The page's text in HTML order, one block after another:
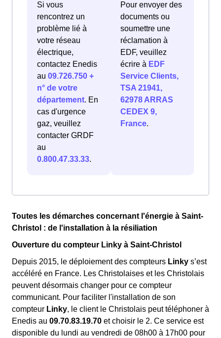
Si vous
rencontrez un
problème lié à
votre réseau
électrique,
contactez Enedis
au 09.726.750 +
n° de votre
département. En
cas d'urgence
gaz, veuillez
contacter GRDF
au
0.800.47.33.33.
Pour envoyer des
documents ou
soumettre une
réclamation à
EDF, veuillez
écrire à EDF
Service Clients,
TSA 21941,
62978 ARRAS
CEDEX 9,
France.
Toutes les démarches concernant l'énergie à Saint-
Christol : de l'installation à la résiliation
Ouverture du compteur Linky à Saint-Christol
Depuis 2015, le déploiement des compteurs Linky s’est
accéléré en France. Les Christolaises et les Christolais
peuvent désormais changer pour ce compteur
communicant. Pour faciliter l'installation de son
compteur Linky, le client le Christolais peut téléphoner à
Enedis au 09.70.83.19.70 et choisir le 2. Ce service est
disponible du lundi au vendredi de 08h00 à 17h00 pour